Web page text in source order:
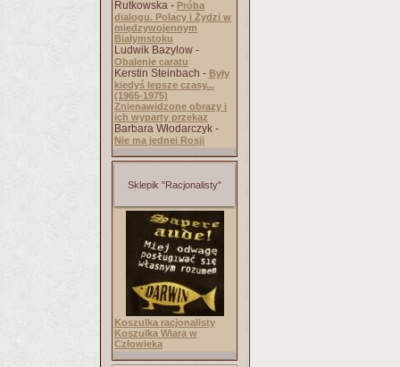
Rutkowska - Próba
dialogu. Polacy i Żydzi w
międzywojennym
Białymstoku
Ludwik Bazylow -
Obalenie caratu
Kerstin Steinbach - Były
kiedyś lepsze czasy...
(1965-1975)
Znienawidzone obrazy i
ich wyparty przekaz
Barbara Włodarczyk -
Nie ma jednej Rosji
Sklepik "Racjonalisty"
Koszulka racjonalisty
Koszulka Wiara w
Człowieka